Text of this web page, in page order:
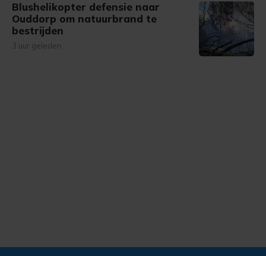
Blushelikopter defensie naar
Ouddorp om natuurbrand te
bestrijden
3 uur geleden